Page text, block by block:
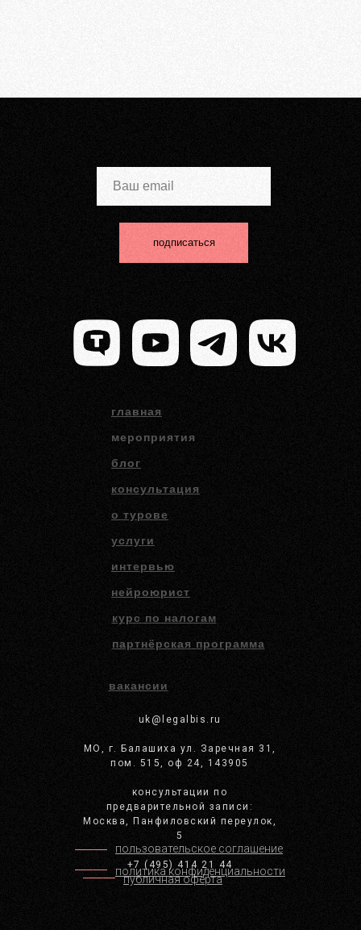
пользовательское соглашение
публичная оферта
политика конфиденциальности
подписаться
главная
uk@legalbis.ru
МО, г. Балашиха ул. Заречная 31,
пом. 515, оф 24, 143905
консультации по
предварительной записи:
Москва, Панфиловский переулок,
5
+7 (495) 414 21 44
блог
услуги
мероприятия
консультация
о турове
интервью
нейроюрист
курс по налогам
партнёрская программа
вакансии